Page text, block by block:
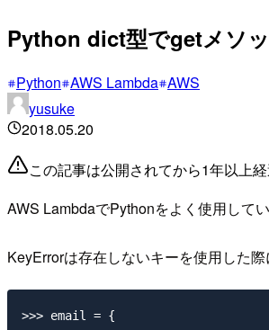
Python dict型でgetメソ
Python AWS Lambda AWS
yusuke
2018.05.20
この記事は公開されてから1年以上
AWS LambdaでPythonをよく使用して
KeyErrorは存在しないキーを使用した際
>>> email = {